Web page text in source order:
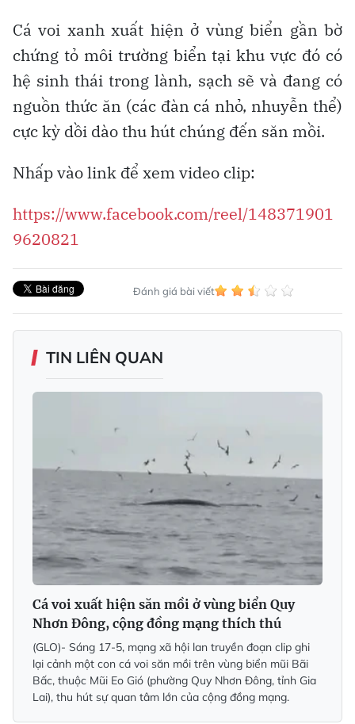
Cá voi xanh xuất hiện ở vùng biển gần bờ
chứng tỏ môi trường biển tại khu vực đó có
hệ sinh thái trong lành, sạch sẽ và đang có
nguồn thức ăn (các đàn cá nhỏ, nhuyễn thể)
cực kỳ dồi dào thu hút chúng đến săn mồi.
Nhấp vào link để xem video clip:
https://www.facebook.com/reel/148371901
9620821
Đánh giá bài viết
TIN LIÊN QUAN
Cá voi xuất hiện săn mồi ở vùng biển Quy
Nhơn Đông, cộng đồng mạng thích thú
(GLO)- Sáng 17-5, mạng xã hội lan truyền đoạn clip ghi
lại cảnh một con cá voi săn mồi trên vùng biển mũi Bãi
Bấc, thuộc Mũi Eo Gió (phường Quy Nhơn Đông, tỉnh Gia
Lai), thu hút sự quan tâm lớn của cộng đồng mạng.